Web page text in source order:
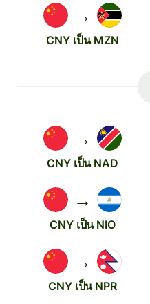
→
CNY เป็น MZN
→
CNY เป็น NAD
→
CNY เป็น NIO
→
CNY เป็น NPR